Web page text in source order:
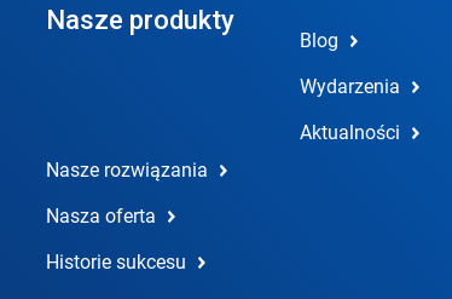
Nasze produkty
Nasze rozwiązania
Nasza oferta
Historie sukcesu
Blog
Wydarzenia
Aktualności